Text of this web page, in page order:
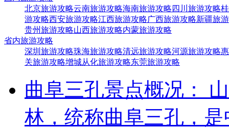
北京旅游攻略云南旅游攻略海南旅游攻略 四川旅游攻略
游攻略西安旅游攻略江西旅游攻略广西旅游攻略新疆旅
贵州旅游攻略山西旅游攻略内蒙旅游攻略
省内旅游攻略
深圳旅游攻略珠海旅游攻略清远旅游攻略河源旅游攻略
关旅游攻略增城从化旅游攻略东莞旅游攻略
曲阜三孔景点概况：
林，统称曲阜三孔，